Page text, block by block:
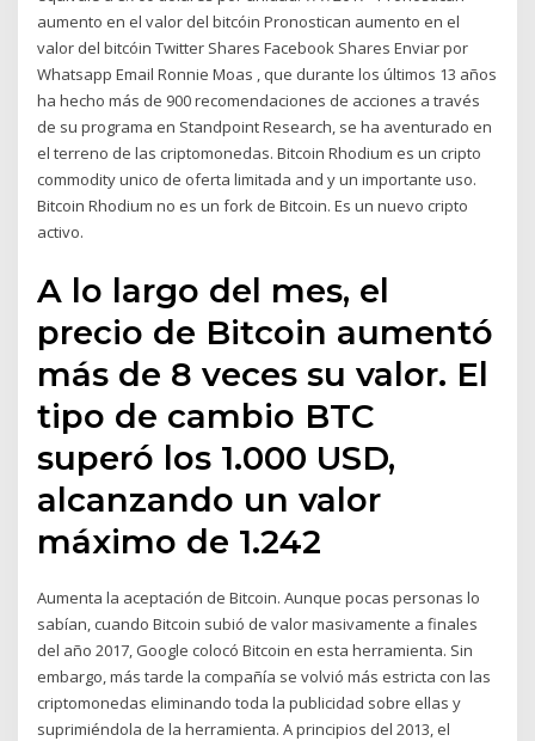
aumento en el valor del bitcóin Pronostican aumento en el
valor del bitcóin Twitter Shares Facebook Shares Enviar por
Whatsapp Email Ronnie Moas , que durante los últimos 13 años
ha hecho más de 900 recomendaciones de acciones a través
de su programa en Standpoint Research, se ha aventurado en
el terreno de las criptomonedas. Bitcoin Rhodium es un cripto
commodity unico de oferta limitada and y un importante uso.
Bitcoin Rhodium no es un fork de Bitcoin. Es un nuevo cripto
activo.
A lo largo del mes, el
precio de Bitcoin aumentó
más de 8 veces su valor. El
tipo de cambio BTC
superó los 1.000 USD,
alcanzando un valor
máximo de 1.242
Aumenta la aceptación de Bitcoin. Aunque pocas personas lo
sabían, cuando Bitcoin subió de valor masivamente a finales
del año 2017, Google colocó Bitcoin en esta herramienta. Sin
embargo, más tarde la compañía se volvió más estricta con las
criptomonedas eliminando toda la publicidad sobre ellas y
suprimiéndola de la herramienta. A principios del 2013, el